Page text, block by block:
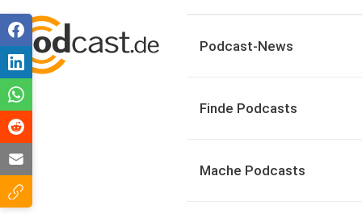
Podcast-News
Finde Podcasts
Mache Podcasts